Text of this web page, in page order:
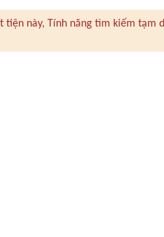
tiện này, Tính năng tìm kiếm